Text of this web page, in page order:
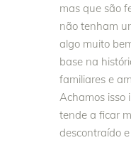
mas que são
não tenham
algo muito
base na
familiares e
Achamos isso
tende a ficar
descontraído